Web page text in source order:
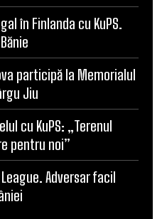
în Finlanda cu KuPS.
participă la Memorialul
Jiu
cu KuPS: „Terenul
pentru noi”
Adversar facil